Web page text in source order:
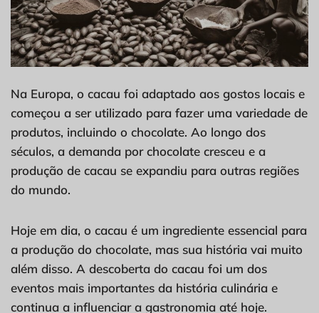
Na Europa, o cacau foi adaptado aos gostos locais e
começou a ser utilizado para fazer uma variedade de
produtos, incluindo o chocolate. Ao longo dos
séculos, a demanda por chocolate cresceu e a
produção de cacau se expandiu para outras regiões
do mundo.
Hoje em dia, o cacau é um ingrediente essencial para
a produção do chocolate, mas sua história vai muito
além disso. A descoberta do cacau foi um dos
eventos mais importantes da história culinária e
continua a influenciar a gastronomia até hoje.